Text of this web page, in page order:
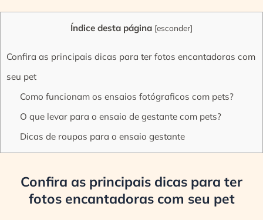
Índice desta página [esconder]
Confira as principais dicas para ter fotos encantadoras com
seu pet
Como funcionam os ensaios fotógraficos com pets?
O que levar para o ensaio de gestante com pets?
Dicas de roupas para o ensaio gestante
Confira as principais dicas para ter
fotos encantadoras com seu pet